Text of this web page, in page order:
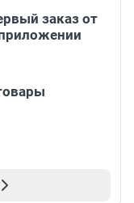
заказ от